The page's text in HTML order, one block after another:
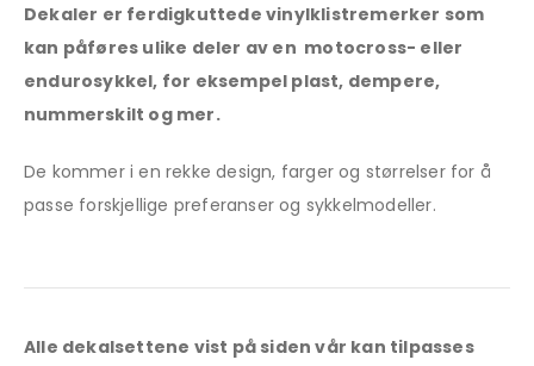
Dekaler er ferdigkuttede vinylklistremerker som
kan påføres ulike deler av en motocross- eller
endurosykkel, for eksempel plast, dempere,
nummerskilt og mer.
De kommer i en rekke design, farger og størrelser for å
passe forskjellige preferanser og sykkelmodeller.
Alle dekalsettene vist på siden vår kan tilpasses